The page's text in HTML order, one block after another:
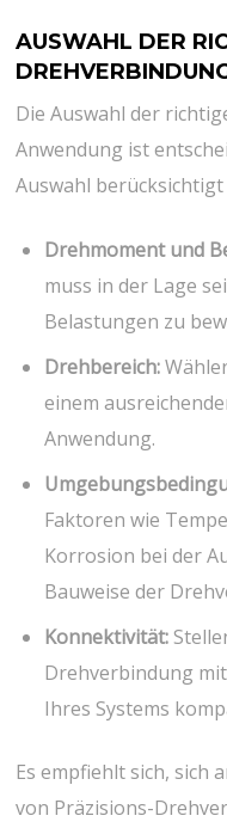
AUSWAHL DER
Die Auswahl der
Anwendung ist
Auswahl
Drehmoment und
muss in der Lage
Belastungen zu
Drehbereich:
einem
Anwendung.
Faktoren wie
Korrosion bei der
Bauweise der
Konnektivität:
Drehverbindung
Ihres Systems
Es empfiehlt sich, sich
von Präzisions-